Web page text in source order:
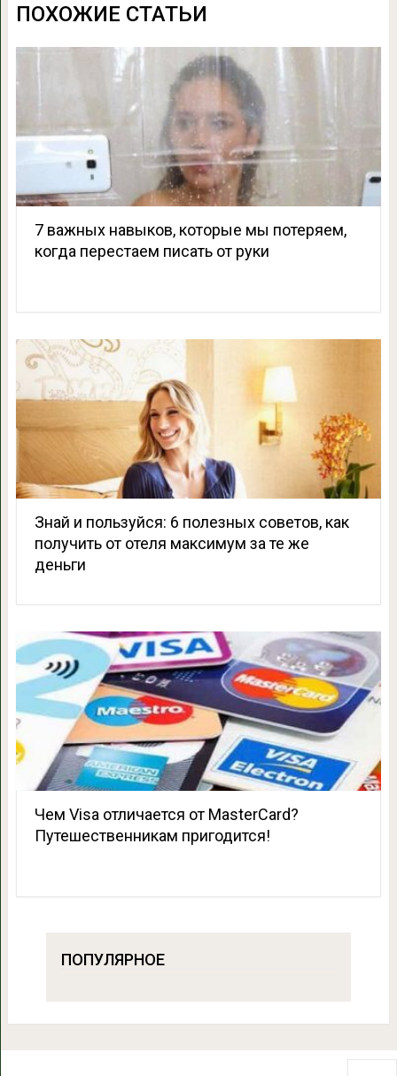
ПОХОЖИЕ СТАТЬИ
7 важных навыков, которые мы потеряем,
когда перестаем писать от руки
Знай и пользуйся: 6 полезных советов, как
получить от отеля максимум за те же
деньги
Чем Visa отличается от MasterCard?
Путешественникам пригодится!
ПОПУЛЯРНОЕ